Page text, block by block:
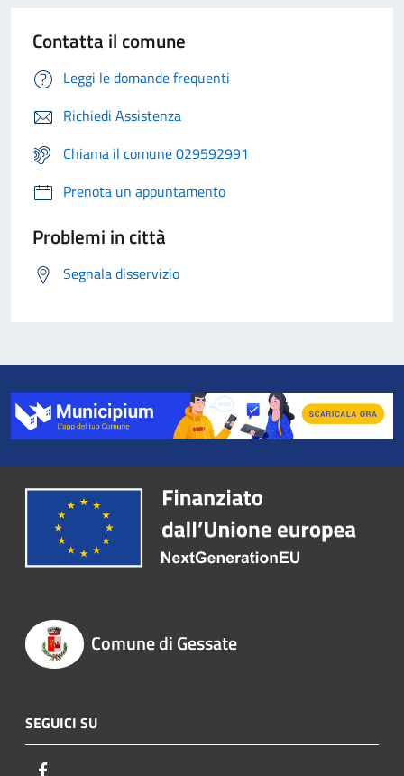
Contatta il comune
Leggi le domande frequenti
Richiedi Assistenza
Chiama il comune 029592991
Prenota un appuntamento
Problemi in città
Segnala disservizio
Comune di Gessate
SEGUICI SU